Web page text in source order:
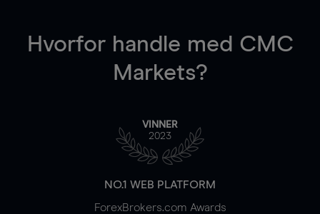
Hvorfor handle med CMC
Markets?
VINNER
2023
NO.1 WEB PLATFORM
ForexBrokers.com Awards